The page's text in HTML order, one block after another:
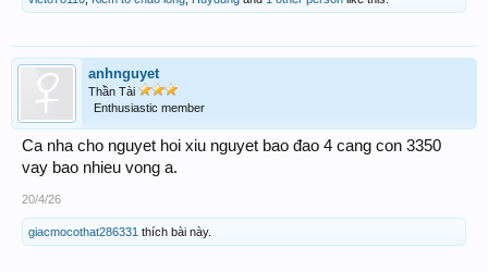
anhnguyet
Thần Tài
Enthusiastic member
Ca nha cho nguyet hoi xiu nguyet bao đao 4 cang con 3350
vay bao nhieu vong a.
20/4/26
giacmocothat286331 thích bài này.